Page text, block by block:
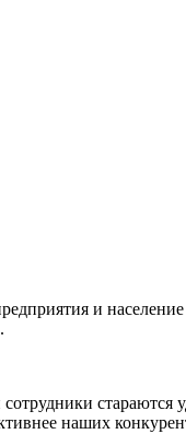
и
стараются
наших